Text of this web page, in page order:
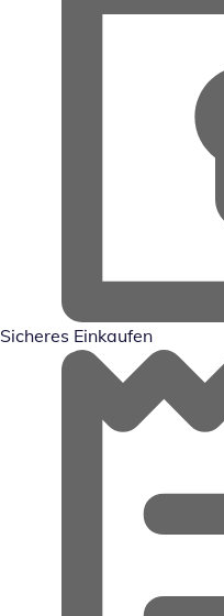
Sicheres Einkaufen